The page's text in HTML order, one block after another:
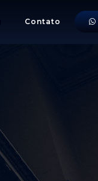
Contato